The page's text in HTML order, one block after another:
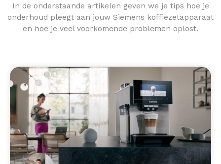
In de onderstaande artikelen geven we je tips hoe je
onderhoud pleegt aan jouw Siemens koffiezetapparaat
en hoe je veel voorkomende problemen oplost.